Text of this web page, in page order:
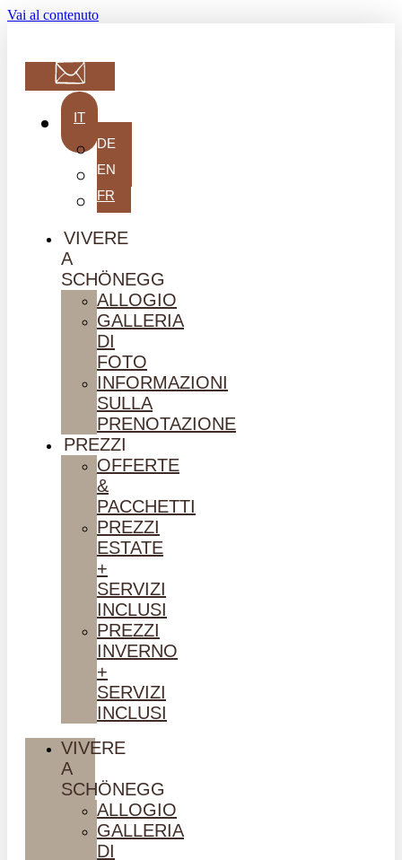
Vai al contenuto
IT
DE
EN
FR
VIVERE
A
SCHÖNEGG
ALLOGIO
GALLERIA
DI
FOTO
INFORMAZIONI
SULLA
PRENOTAZIONE
PREZZI
OFFERTE
&
PACCHETTI
PREZZI
ESTATE
+
SERVIZI
INCLUSI
PREZZI
INVERNO
+
SERVIZI
INCLUSI
VIVERE
A
SCHÖNEGG
ALLOGIO
GALLERIA
DI